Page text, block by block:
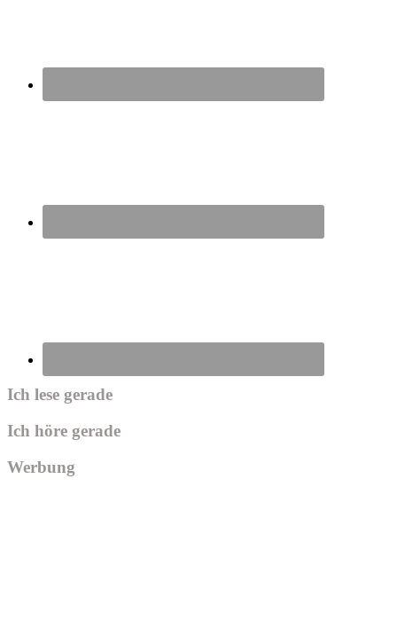
Ich lese gerade
Ich höre gerade
Werbung